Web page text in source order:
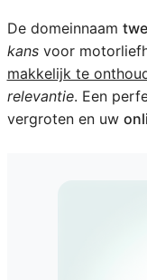
De domeinnaam
kansvoor
makkelijk te
relevantie. Een
vergroten en uw